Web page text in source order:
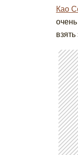
Као